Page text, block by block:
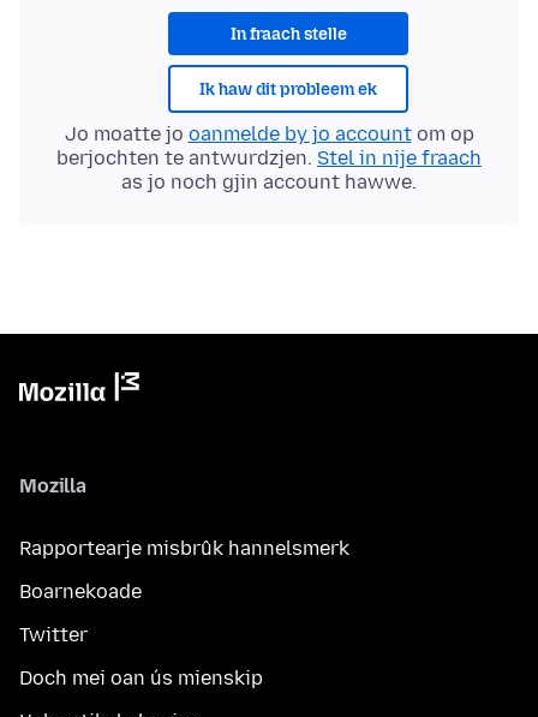
In fraach stelle
Ik haw dit probleem ek
Jo moatte jo oanmelde by jo accountom op
berjochten te antwurdzjen. Stel in nije fraach
as jo noch gjin account hawwe.
Mozilla
Rapportearje misbrûk hannelsmerk
Boarnekoade
Twitter
Doch mei oan ús mienskip